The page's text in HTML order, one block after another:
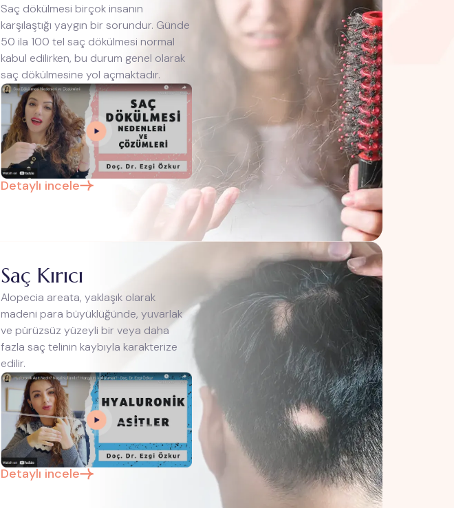
Saç dökülmesi birçok insanın
karşılaştığı yaygın bir sorundur. Günde
50 ila 100 tel saç dökülmesi normal
kabul edilirken, bu durum genel olarak
saç dökülmesine yol açmaktadır.
Detaylı incele
Saç Kırıcı
Alopecia areata, yaklaşık olarak
madeni para büyüklüğünde, yuvarlak
ve pürüzsüz yüzeyli bir veya daha
fazla saç telinin kaybıyla karakterize
edilir.
Detaylı incele